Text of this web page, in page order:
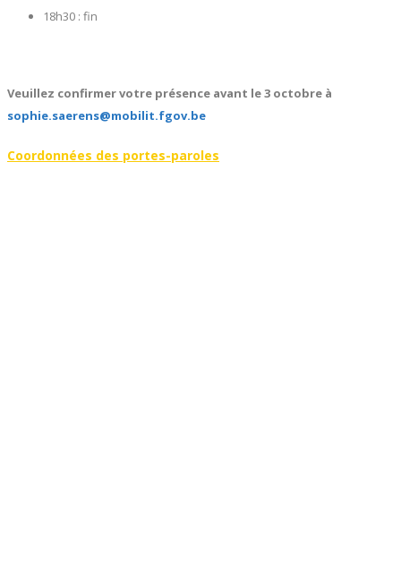
18h30 : fin
Veuillez confirmer votre présence avant le 3 octobre à
sophie.saerens@mobilit.fgov.be
Coordonnées des portes-paroles